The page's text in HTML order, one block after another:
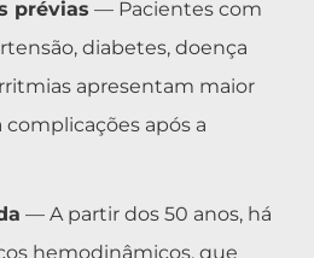
prévias — Pacientes com
diabetes, doença
apresentam maior
após a
— A partir dos 50 anos, há
hemodinâmicos, que